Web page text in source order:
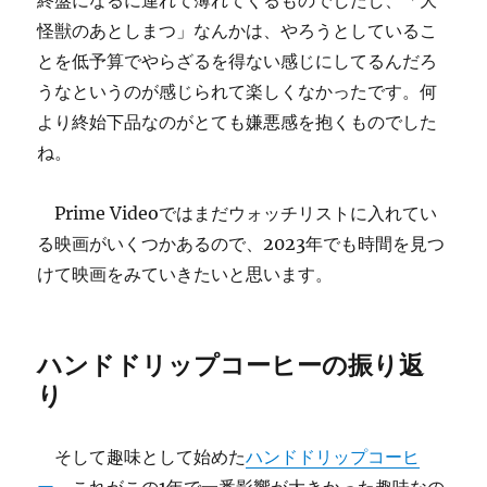
怪獣のあとしまつ」なんかは、やろうとしているこ
とを低予算でやらざるを得ない感じにしてるんだろ
うなというのが感じられて楽しくなかったです。何
より終始下品なのがとても嫌悪感を抱くものでした
ね。
Prime Videoではまだウォッチリストに入れてい
る映画がいくつかあるので、2023年でも時間を見つ
けて映画をみていきたいと思います。
ハンドドリップコーヒーの振り返
り
そして趣味として始めたハンドドリップコーヒ